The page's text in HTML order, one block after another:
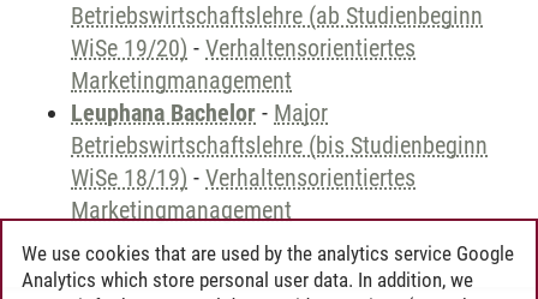
Betriebswirtschaftslehre (ab Studienbeginn
WiSe 19/20) - Verhaltensorientiertes
Marketingmanagement
Leuphana Bachelor - Major
Betriebswirtschaftslehre (bis Studienbeginn
WiSe 18/19) - Verhaltensorientiertes
Marketingmanagement
We use cookies that are used by the analytics service Google
Analytics which store personal user data. In addition, we